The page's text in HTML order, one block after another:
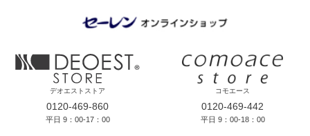
デオエストストア
0120-469-860
平日 9：00-17：00
コモエース
0120-469-442
平日 9：00-18：00